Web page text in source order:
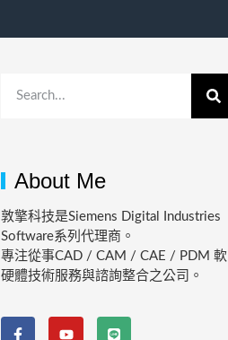
About Me
敦擎科技是Siemens Digital Industries
Software系列代理商。
專注從事CAD / CAM / CAE / PDM 軟
硬體技術服務與諮詢整合之公司。